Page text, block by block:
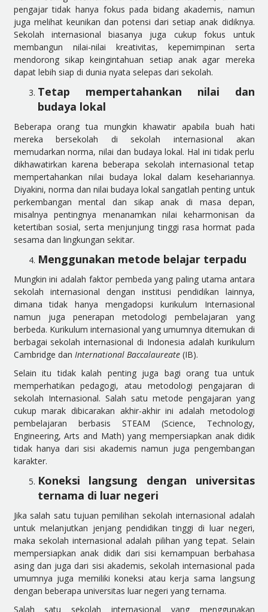
pengajar tidak hanya fokus pada bidang akademis, namun
juga melihat keunikan dan potensi dari setiap anak didiknya.
Sekolah internasional biasanya juga cukup fokus untuk
membangun nilai-nilai kreativitas, kepemimpinan serta
mendorong sikap keingintahuan setiap anak agar mereka
dapat lebih siap di dunia nyata selepas dari sekolah.
Tetap mempertahankan nilai dan
budaya lokal
Beberapa orang tua mungkin khawatir apabila buah hati
mereka bersekolah di sekolah internasional akan
memudarkan norma, nilai dan budaya lokal. Hal ini tidak perlu
dikhawatirkan karena beberapa sekolah internasional tetap
mempertahankan nilai budaya lokal dalam kesehariannya.
Diyakini, norma dan nilai budaya lokal sangatlah penting untuk
perkembangan mental dan sikap anak di masa depan,
misalnya pentingnya menanamkan nilai keharmonisan da
ketertiban sosial, serta menjunjung tinggi rasa hormat pada
sesama dan lingkungan sekitar.
Menggunakan metode belajar terpadu
Mungkin ini adalah faktor pembeda yang paling utama antara
sekolah internasional dengan institusi pendidikan lainnya,
dimana tidak hanya mengadopsi kurikulum Internasional
namun juga penerapan metodologi pembelajaran yang
berbeda. Kurikulum internasional yang umumnya ditemukan di
berbagai sekolah internasional di Indonesia adalah kurikulum
Cambridge dan International Baccalaureate(IB).
Selain itu tidak kalah penting juga bagi orang tua untuk
memperhatikan pedagogi, atau metodologi pengajaran di
sekolah Internasional. Salah satu metode pengajaran yang
cukup marak dibicarakan akhir-akhir ini adalah metodologi
pembelajaran berbasis STEAM (Science, Technology,
Engineering, Arts and Math) yang mempersiapkan anak didik
tidak hanya dari sisi akademis namun juga pengembangan
karakter.
Koneksi langsung dengan universitas
ternama di luar negeri
Jika salah satu tujuan pemilihan sekolah internasional adalah
untuk melanjutkan jenjang pendidikan tinggi di luar negeri,
maka sekolah internasional adalah pilihan yang tepat. Selain
mempersiapkan anak didik dari sisi kemampuan berbahasa
asing dan juga dari sisi akademis, sekolah internasional pada
umumnya juga memiliki koneksi atau kerja sama langsung
dengan beberapa universitas luar negeri yang ternama.
Salah satu sekolah internasional yang menggunakan